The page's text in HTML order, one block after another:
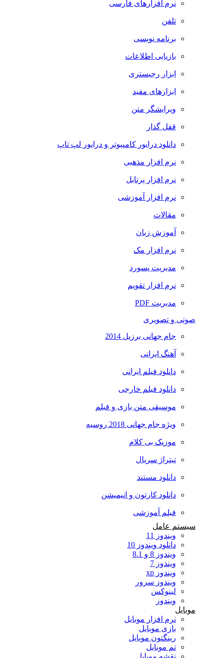
نرم افزارهای فارسی
تلفن
برنامه نویسی
بازیابی اطلاعات
ابزار رجیستری
ابزارهای مفید
ویرایشگر متن
قفل گذار
دانلود درایور کامپیوتر و درایور لپ تاپ
نرم افزار مذهبی
نرم افزار پرتابل
نرم افزار آموزشی
مقالات
آموزش زبان
نرم افزار مک
مدیریت پسورد
نرم افزار تقویم
مدیریت PDF
صوتی و تصویری
جام جهانی برزیل 2014
آهنگ ایرانی
دانلود فیلم ایرانی
دانلود فیلم خارجی
موسیقی متن بازی و فیلم
ویژه جام جهانی 2018 روسیه
موزیک بی کلام
تیتراژ سریال
دانلود مستند
دانلود کارتون و انیمیشن
فیلم آموزشی
سیستم عامل
ویندوز 11
دانلود ویندوز 10
ویندوز 8 و 8.1
ویندوز 7
ویندوز xp
ویندوز سرور
لینوکس
ویندوز
موبایل
نرم افزار موبایل
بازی موبایل
رینگتون موبایل
تم موبایل
نقشه موبایل